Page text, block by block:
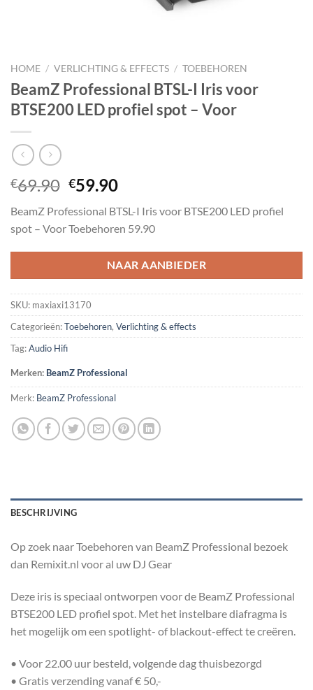
HOME / VERLICHTING & EFFECTS / TOEBEHOREN
BeamZ Professional BTSL-I Iris voor
BTSE200 LED profiel spot – Voor
€69.90 Oorspronkelijke
was:
€69.90.
€59.90Huidige
is:
€59.90.
BeamZ Professional BTSL-I Iris voor BTSE200 LED profiel
spot – Voor Toebehoren 59.90
NAAR AANBIEDER
SKU: maxiaxi13170
Categorieën:Toebehoren, Verlichting & effects
Tag:Audio Hifi
Merken: BeamZ Professional
Merk: BeamZ Professional
BESCHRIJVING
Op zoek naar Toebehoren van BeamZ Professional bezoek
dan Remixit.nl voor al uw DJ Gear
Deze iris is speciaal ontworpen voor de BeamZ Professional
BTSE200 LED profiel spot. Met het instelbare diafragma is
het mogelijk om een spotlight- of blackout-effect te creëren.
• Voor 22.00 uur besteld, volgende dag thuisbezorgd
• Gratis verzending vanaf € 50,-